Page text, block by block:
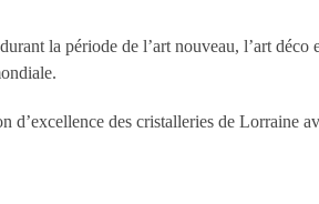
la période de l’art nouveau, l’art déco
des cristalleries de Lorraine